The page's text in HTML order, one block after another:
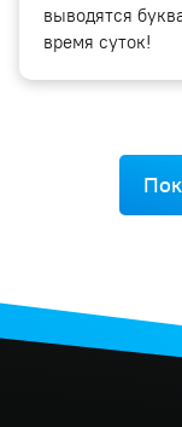
выводятся
время суток!